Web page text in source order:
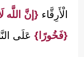
الْأَرِقَّاء {إنَّ اللَّه
{فَخُورًا} عَلَى